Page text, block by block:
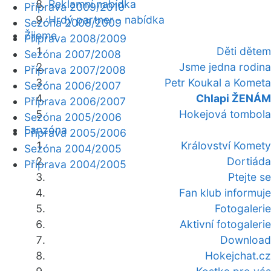
Reklamní nabídka
Hrdý partner - nabídka
Žijeme
Děti dětem
Jsme jedna rodina
Petr Koukal a Kometa
Chlapi ŽENÁM
Hokejová tombola
Fanzóna
Království Komety
Dortiáda
Ptejte se
Fan klub informuje
Fotogalerie
Aktivní fotogalerie
Download
Hokejchat.cz
Příprava 2009/2010
Sezóna 2008/2009
Příprava 2008/2009
Sezóna 2007/2008
Příprava 2007/2008
Sezóna 2006/2007
Příprava 2006/2007
Sezóna 2005/2006
Příprava 2005/2006
Sezóna 2004/2005
Příprava 2004/2005